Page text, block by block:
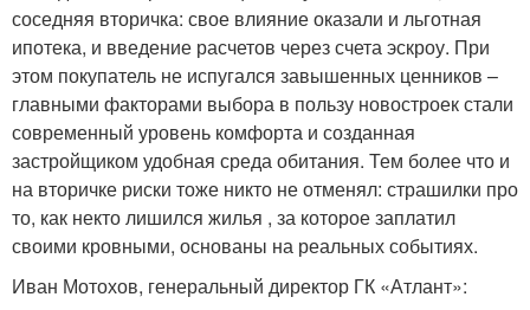
соседняя вторичка: свое влияние оказали и льготная
ипотека, и введение расчетов через счета эскроу. При
этом покупатель не испугался завышенных ценников –
главными факторами выбора в пользу новостроек стали
современный уровень комфорта и созданная
застройщиком удобная среда обитания. Тем более что и
на вторичке риски тоже никто не отменял: страшилки про
то, как некто лишился жилья , за которое заплатил
своими кровными, основаны на реальных событиях.
Иван Мотохов, генеральный директор ГК «Атлант»: